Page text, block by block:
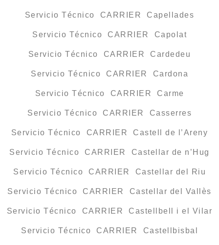
Servicio Técnico CARRIER Capellades
Servicio Técnico CARRIER Capolat
Servicio Técnico CARRIER Cardedeu
Servicio Técnico CARRIER Cardona
Servicio Técnico CARRIER Carme
Servicio Técnico CARRIER Casserres
Servicio Técnico CARRIER Castell de l’Areny
Servicio Técnico CARRIER Castellar de n’Hug
Servicio Técnico CARRIER Castellar del Riu
Servicio Técnico CARRIER Castellar del Vallès
Servicio Técnico CARRIER Castellbell i el Vilar
Servicio Técnico CARRIER Castellbisbal